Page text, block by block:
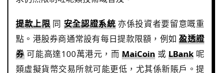
提款上限同 安全認證系統亦係投資者要留意嘅重
點。港股券商通常設有每日提款限額，例如盈透證
券可能高達100萬港元，而MaiCoin 或LBank呢
類虛擬貨幣交易所就可能更低，尤其係新賬戶。提